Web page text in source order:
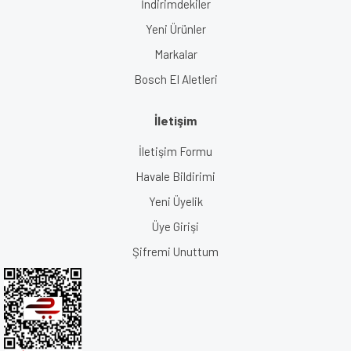
İndirimdekiler
Yeni Ürünler
Markalar
Bosch El Aletleri
İletişim
İletişim Formu
Havale Bildirimi
Yeni Üyelik
Üye Girişi
Şifremi Unuttum